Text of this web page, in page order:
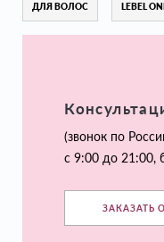
ДЛЯ ВОЛОС LEBEL
(звонок по
с 9:00 до 21:00,
ЗАКАЗАТЬ